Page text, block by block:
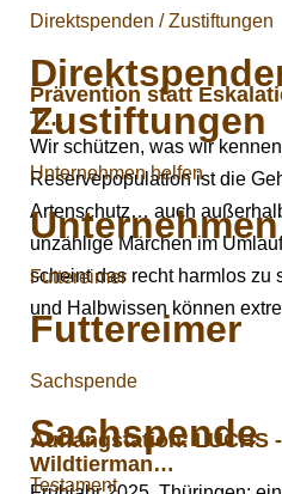
Direktspenden / Zustiftungen
Zustiftungen
Unternehmen helfen
Futtereimer
Futtereimer
Sachspende
Sachspende
Testament
Prävention statt
T…
Wir schützen, was wir
Reservepopulation ist die
Artenschutz… auch
unzählige Märchen im
scheint das recht harmlos zu
und Halbwissen können
Auffangstation: LUCHS
Wildtierman…